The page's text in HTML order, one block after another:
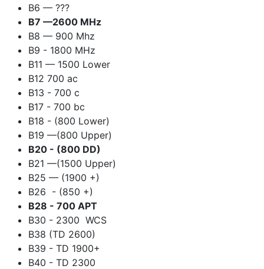
B6 — ???
B7 —2600 MHz
B8 — 900 Mhz
B9 - 1800 MHz
B11 — 1500 Lower
B12 700 ac
B13 - 700 c
B17 - 700 bc
B18 - (800 Lower)
B19 —(800 Upper)
B20 - (800 DD)
B21 —(1500 Upper)
B25 — (1900 +)
B26 - (850 +)
B28 - 700 APT
B30 - 2300 WCS
B38 (TD 2600)
B39 - TD 1900+
B40 - TD 2300